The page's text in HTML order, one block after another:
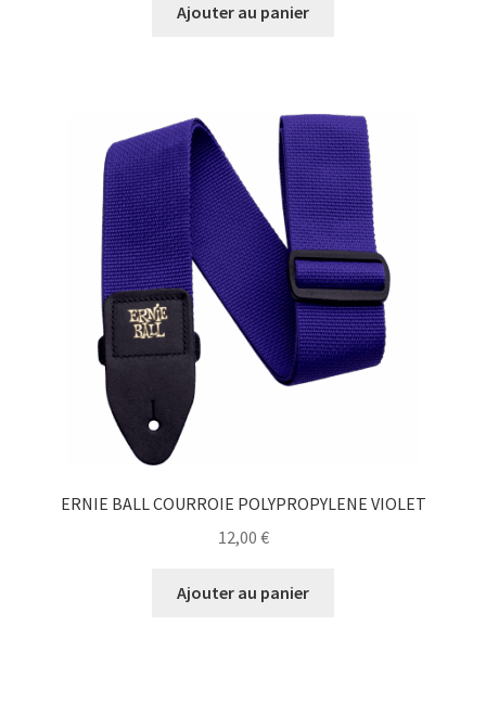
Ajouter au panier
ERNIE BALL COURROIE POLYPROPYLENE VIOLET
12,00 €
Ajouter au panier